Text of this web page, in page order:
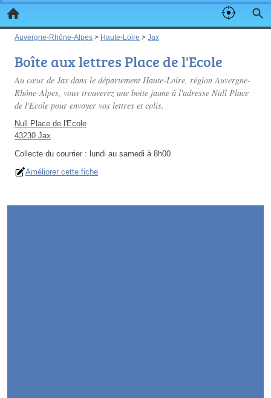
Auvergne-Rhône-Alpes > Haute-Loire > Jax
Boîte aux lettres Place de l'Ecole
Au cœur de Jax dans le département Haute-Loire, région Auvergne-
Rhône-Alpes, vous trouverez une boite jaune à l'adresse Null Place
de l'Ecole pour envoyer vos lettres et colis.
Null Place de l'Ecole
43230 Jax
Collecte du courrier : lundi au samedi à 8h00
Améliorer cette fiche